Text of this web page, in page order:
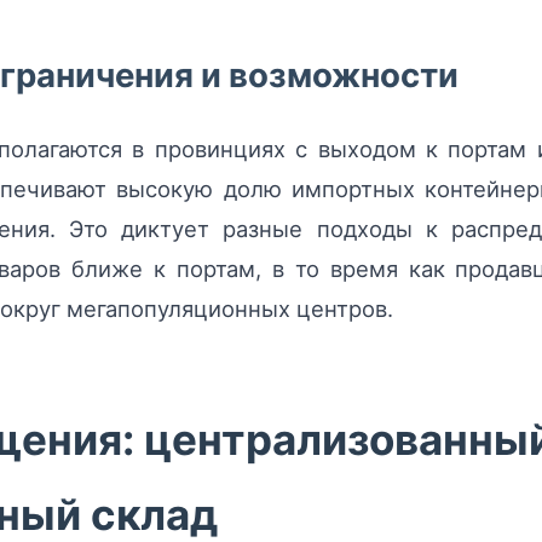
и возможности
в провинциях с выходом к
высокую долю импортных
Это диктует разные подходы к
ближе к портам, в то время как
мегапопуляционных центров.
склад